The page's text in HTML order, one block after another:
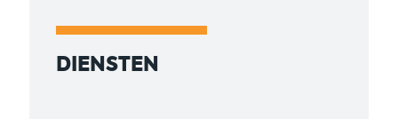
DIENSTEN